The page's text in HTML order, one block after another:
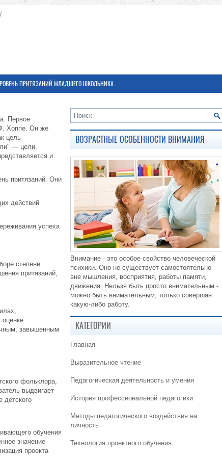
ПРИТЯЗАНИЙ МЛАДШЕГО ШКОЛЬНИКА
Первое
Ф. Хоппе. Он же
цель
— цели,
и
притязаний. Они
действий
успеха
степени
притязаний,
завышенным
фольклора,
выдвигает
детского
обучения
значение
проекта
ВОЗРАСТНЫЕ ОСОБЕННОСТИ ВНИМАНИЯ
Внимание - это особое свойство человеческой
психики. Оно не существует самостоятельно -
вне мышления, восприятия, работы памяти,
движения. Нельзя быть просто внимательным -
можно быть внимательным, только совершая
какую-либо работу.
КАТЕГОРИИ
Главная
Выразительное чтение
Педагогическая деятельность и умения
История профессиональной педагогики
Методы педагогического воздействия на
личность
Технология проектного обучения